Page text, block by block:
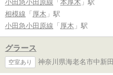
小田急小田原線 「 本厚木 」駅
相模線 「 厚木 」駅
小田急小田原線 「 厚木 」駅
グラース
空室あり 神奈川県海老名市中新田